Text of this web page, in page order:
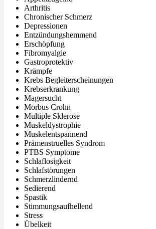
Arthritis
Chronischer Schmerz
Depressionen
Entzündungshemmend
Erschöpfung
Fibromyalgie
Gastroprotektiv
Krämpfe
Krebs Begleiterscheinungen
Krebserkrankung
Magersucht
Morbus Crohn
Multiple Sklerose
Muskeldystrophie
Muskelentspannend
Prämenstruelles Syndrom
PTBS Symptome
Schlaflosigkeit
Schlafstörungen
Schmerzlindernd
Sedierend
Spastik
Stimmungsaufhellend
Stress
Übelkeit